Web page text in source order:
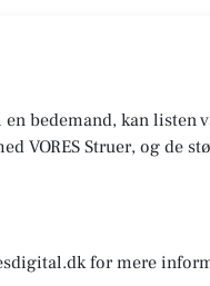
bedemand, kan listen
VORES Struer, og de
for mere